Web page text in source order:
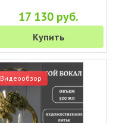
17 130 руб.
Купить
Видеообзор